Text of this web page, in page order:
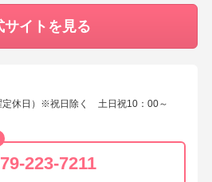
サイトを見る
定休日）※祝日除く 土日祝10：00～
223-7211